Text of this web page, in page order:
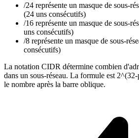
/24 représente un masque de sous-
(24 uns consécutifs)
/16 représente un masque de sous-
uns consécutifs)
/8 représente un masque de sous-
consécutifs)
La notation CIDR détermine combien
dans un sous-réseau. La formule est
le nombre après la barre oblique.